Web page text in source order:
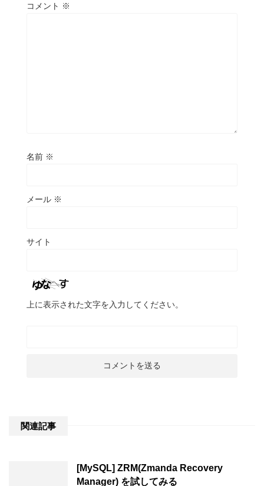
コメント ※
名前 ※
メール ※
サイト
上に表示された文字を入力してください。
関連記事
[MySQL] ZRM(Zmanda Recovery
Manager) を試してみる